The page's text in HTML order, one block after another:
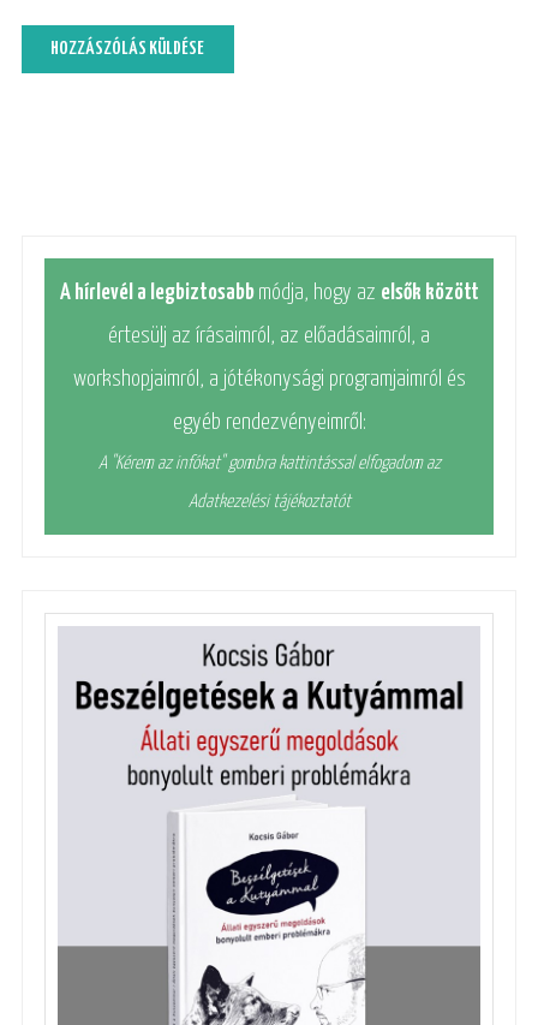
A hírlevél a legbiztosabb módja, hogy az elsők között
értesülj az írásaimról, az előadásaimról, a
workshopjaimról, a jótékonysági programjaimról és
egyéb rendezvényeimről:
A "Kérem az infókat" gombra kattintással elfogadom az
Adatkezelési tájékoztatót